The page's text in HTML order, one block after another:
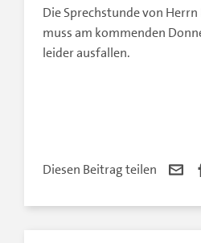
Die Sprechstunde von
muss am kommenden
leider ausfallen.
Diesen Beitrag teilen